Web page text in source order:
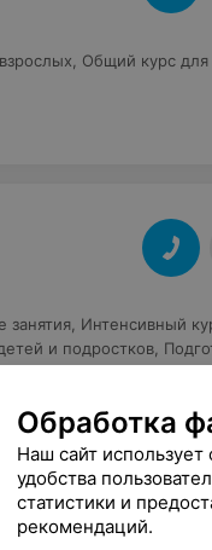
Общий курс для
занятия Интенсивный
и подростков
Обработка
Наш сайт
удобства
статистики и
рекомендаций.